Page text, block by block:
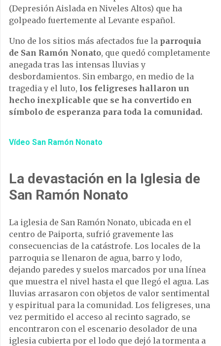
(Depresión Aislada en Niveles Altos) que ha
golpeado fuertemente al Levante español.
Uno de los sitios más afectados fue la parroquia
de San Ramón Nonato, que quedó completamente
anegada tras las intensas lluvias y
desbordamientos. Sin embargo, en medio de la
tragedia y el luto, los feligreses hallaron un
hecho inexplicable que se ha convertido en
símbolo de esperanza para toda la comunidad.
Vídeo San Ramón Nonato
La devastación en la Iglesia de
San Ramón Nonato
La iglesia de San Ramón Nonato, ubicada en el
centro de Paiporta, sufrió gravemente las
consecuencias de la catástrofe. Los locales de la
parroquia se llenaron de agua, barro y lodo,
dejando paredes y suelos marcados por una línea
que muestra el nivel hasta el que llegó el agua. Las
lluvias arrasaron con objetos de valor sentimental
y espiritual para la comunidad. Los feligreses, una
vez permitido el acceso al recinto sagrado, se
encontraron con el escenario desolador de una
iglesia cubierta por el lodo que dejó la tormenta a